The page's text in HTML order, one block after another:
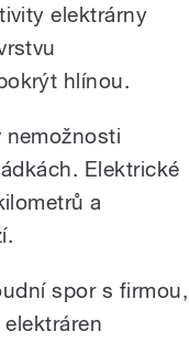
elektrárny
hlínou.
nemožnosti
Elektrické
a
spor s firmou,